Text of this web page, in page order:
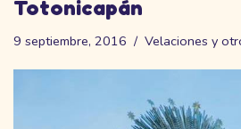
Totonicapán
9 septiembre, 2016 Velaciones y